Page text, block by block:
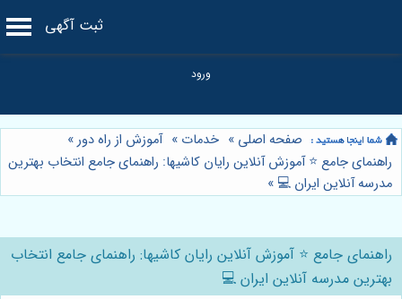
ثبت آگهی
صفحه اصلی » خدمات » آموزش از راه دور»
راهنمای جامع ⭐️ آموزش آنلاین رایان کاشیها: راهنمای جامع انتخاب بهترین
مدرسه آنلاین ایران 💻 »
راهنمای جامع ⭐️ آموزش آنلاین رایان کاشیها: راهنمای جامع انتخاب
بهترین مدرسه آنلاین ایران 💻